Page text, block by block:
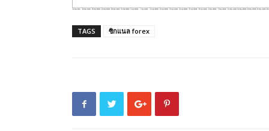
TAGS ซิกแนล forex